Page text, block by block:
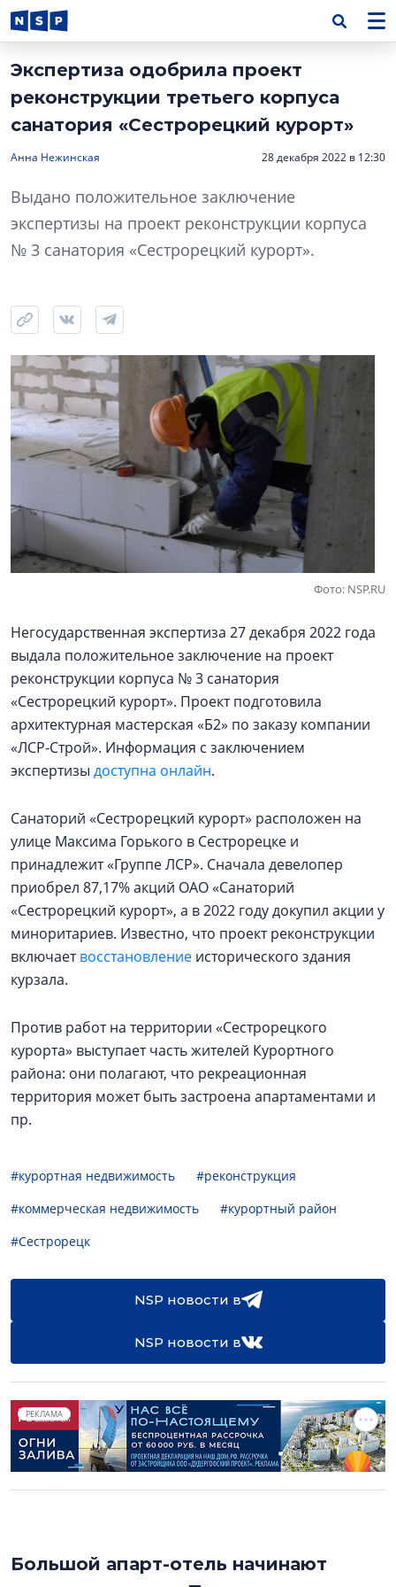
Экспертиза одобрила проект
реконструкции третьего корпуса
санатория «Сестрорецкий курорт»
Анна Нежинская 28 декабря 2022 в 12:30
Выдано положительное заключение
экспертизы на проект реконструкции корпуса
№ 3 санатория «Сестрорецкий курорт».
Фото: NSP.RU
Негосударственная экспертиза 27 декабря 2022 года
выдала положительное заключение на проект
реконструкции корпуса № 3 санатория
«Сестрорецкий курорт». Проект подготовила
архитектурная мастерская «Б2» по заказу компании
«ЛСР-Строй». Информация с заключением
экспертизы доступна онлайн.
Санаторий «Сестрорецкий курорт» расположен на
улице Максима Горького в Сестрорецке и
принадлежит «Группе ЛСР». Сначала девелопер
приобрел 87,17% акций ОАО «Санаторий
«Сестрорецкий курорт», а в 2022 году докупил акции у
миноритариев. Известно, что проект реконструкции
включаетвосстановление исторического здания
курзала.
Против работ на территории «Сестрорецкого
курорта» выступает часть жителей Курортного
района: они полагают, что рекреационная
территория может быть застроена апартаментами и
пр.
#курортная недвижимость
#реконструкция
#коммерческая недвижимость
#курортный район
#Сестрорецк
NSP новости в
NSP новости в
РЕКЛАМА
Большой апарт-отель начинают